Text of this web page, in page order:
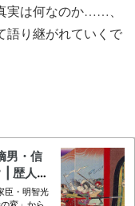
実は何なのか……、
語り継がれていくで